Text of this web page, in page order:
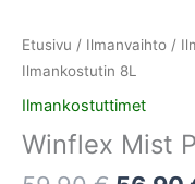
Etusivu / Ilmanvaihto /
Ilmankostutin 8L
Ilmankostuttimet
Winflex Mist